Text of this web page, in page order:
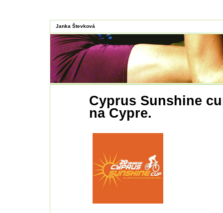
Janka Števková
Cyprus Sunshine
na Cypre.